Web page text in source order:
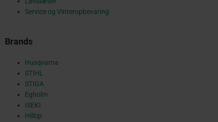
Service og Vinteropbevaring
Brands
Husqvarna
STIHL
STIGA
Egholm
ISEKI
Hilltip